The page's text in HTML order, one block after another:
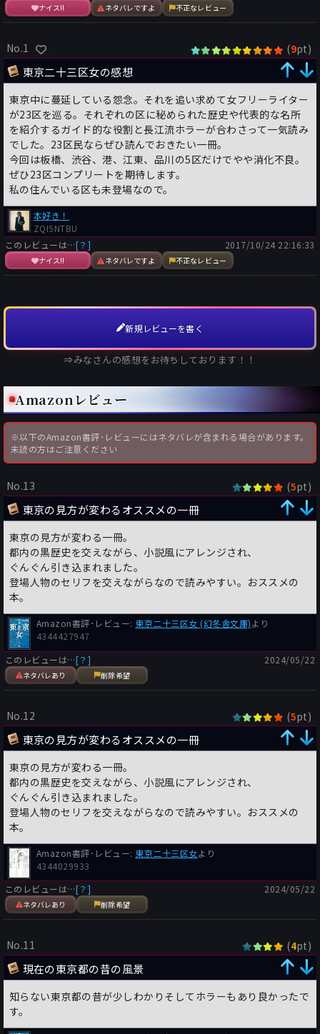
ナイス!! ネタバレですよ 不正なレビュー
No.1 (9pt)
東京二十三区女の感想
東京中に蔓延している怨念。それを追い求めて女フリーライター
が23区を巡る。それぞれの区に秘められた歴史や代表的な名所
を紹介するガイド的な役割と長江流ホラーが合わさって一気読み
でした。23区民ならぜひ読んでおきたい一冊。
今回は板橋、渋谷、港、江東、品川の5区だけでやや消化不良。
ぜひ23区コンプリートを期待します。
私の住んでいる区も未登場なので。
本好き！
ZQI5NTBU
このレビューは…[？]
ナイス!! ネタバレですよ 不正なレビュー
2017/10/24 22:16:33
新規レビューを書く
⇒みなさんの感想をお待ちしております！！
Amazonレビュー
※以下のAmazon書評･レビューにはネタバレが含まれる場合があります。
未読の方はご注意ください
No.13 (5pt)
東京の見方が変わるオススメの一冊
東京の見方が変わる一冊。
都内の黒歴史を交えながら、小説風にアレンジされ、
ぐんぐん引き込まれました。
登場人物のセリフを交えながらなので読みやすい。おススメの
本。
Amazon書評･レビュー: 東京二十三区女 (幻冬舎文庫)より
4344427947
このレビューは…[？]
ネタバレあり 削除希望
2024/05/22
No.12 (5pt)
東京の見方が変わるオススメの一冊
東京の見方が変わる一冊。
都内の黒歴史を交えながら、小説風にアレンジされ、
ぐんぐん引き込まれました。
登場人物のセリフを交えながらなので読みやすい。おススメの
本。
Amazon書評･レビュー: 東京二十三区女より
4344029933
このレビューは…[？]
ネタバレあり 削除希望
2024/05/22
No.11 (4pt)
現在の東京都の昔の風景
知らない東京都の昔が少しわかりそしてホラーもあり良かったで
す。